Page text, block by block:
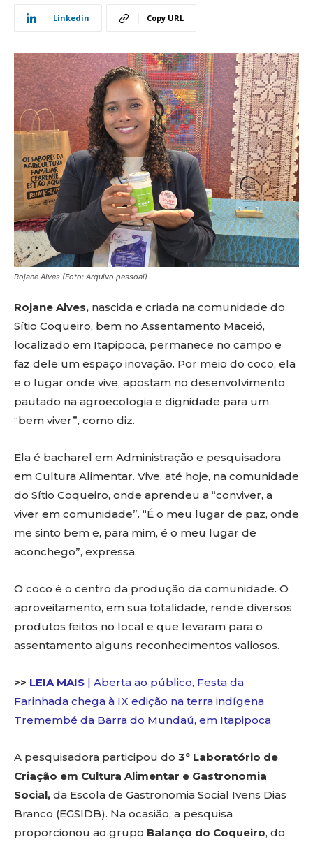
Linkedin Copy URL
Rojane Alves (Foto: Arquivo pessoal)
Rojane Alves, nascida e criada na comunidade do
Sítio Coqueiro, bem no Assentamento Maceió,
localizado em Itapipoca, permanece no campo e
faz dele um espaço inovação. Por meio do coco, ela
e o lugar onde vive, apostam no desenvolvimento
pautado na agroecologia e dignidade para um
“bem viver”, como diz.
Ela é bacharel em Administração e pesquisadora
em Cultura Alimentar. Vive, até hoje, na comunidade
do Sítio Coqueiro, onde aprendeu a “conviver, a
viver em comunidade”. “É o meu lugar de paz, onde
me sinto bem e, para mim, é o meu lugar de
aconchego”, expressa.
O coco é o centro da produção da comunidade. O
aproveitamento, em sua totalidade, rende diversos
produtos feitos no local e que levaram para o
assentamento alguns reconhecimentos valiosos.
>> LEIA MAIS | Aberta ao público, Festa da
Farinhada chega à IX edição na terra indígena
Tremembé da Barra do Mundaú, em Itapipoca
A pesquisadora participou do 3º Laboratório de
Criação em Cultura Alimentar e Gastronomia
Social, da Escola de Gastronomia Social Ivens Dias
Branco (EGSIDB). Na ocasião, a pesquisa
proporcionou ao grupo Balanço do Coqueiro, do